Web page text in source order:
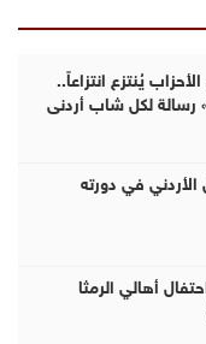
يُنتزع انتزاعاً..
رسالة لكل شاب أردني
في دورته
أهالي الرمثا